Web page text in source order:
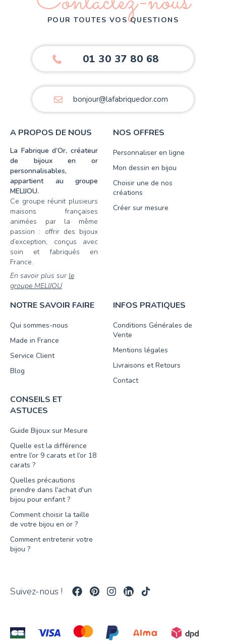
POUR TOUTES VOS QUESTIONS
01 30 37 80 68
bonjour@lafabriquedor.com
A PROPOS DE NOUS
La Fabrique d’Or, créateur
de bijoux en or
personnalisables,
appartient au groupe
MELIJOU.
Ce groupe réunit plusieurs
maisons françaises
animées par la même
passion : offrir des bijoux
d’exception, conçus avec
soin et fabriqués en
France.
En savoir plus sur le
groupe MELIJOU
NOS OFFRES
Personnaliser en ligne
Mon dessin en bijou
Choisir une de nos
créations
Créer sur mesure
NOTRE SAVOIR FAIRE
Qui sommes-nous
Made in France
Service Client
Blog
INFOS PRATIQUES
Conditions Générales de
Vente
Mentions légales
Livraisons et Retours
Contact
CONSEILS ET
ASTUCES
Guide Bijoux sur Mesure
Quelle est la différence
entre l’or 9 carats et l’or 18
carats ?
Quelles précautions
prendre dans l'achat d'un
bijou pour enfant ?
Comment choisir la taille
de votre bijou en or ?
Comment entretenir votre
bijou ?
Suivez-nous !